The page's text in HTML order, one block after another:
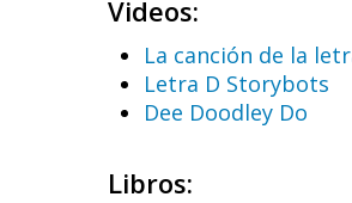
Videos:
La canción de la
Letra D Storybots
Dee Doodley Do
Libros: